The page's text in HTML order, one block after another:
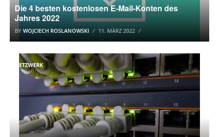
Die 4 besten kostenlosen E-Mail-Konten des
Jahres 2022
BY WOJCIECH ROSLANOWSKI 11. MÄRZ 2022
NETZWERK